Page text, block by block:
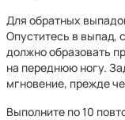
Для обратных
Опуститесь в выпад,
должно образовать
на переднюю ногу.
мгновение, прежде
Выполните по 10